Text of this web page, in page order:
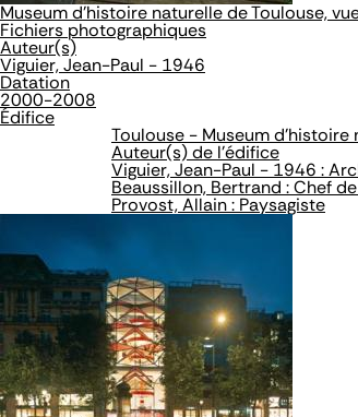
Museum d'histoire naturelle de Toulouse,
Fichiers photographiques
Auteur(s)
Viguier, Jean-Paul - 1946
Datation
2000-2008
Édifice
Toulouse - Museum d'histoire
Auteur(s) de l'édifice
Viguier, Jean-Paul - 1946 :
Beaussillon, Bertrand : Chef
Provost, Allain : Paysagiste